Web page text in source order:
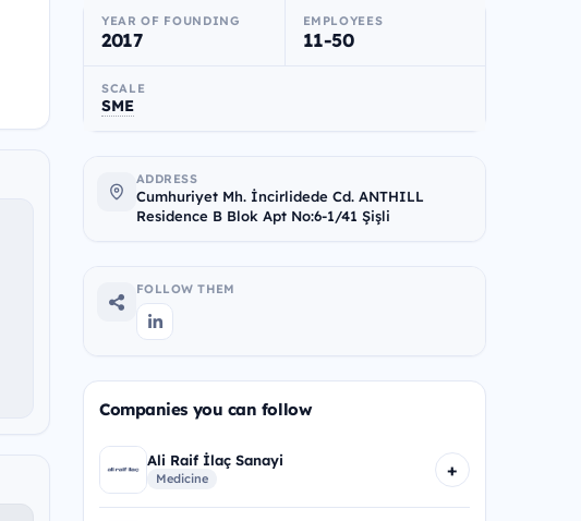
YEAR OF FOUNDING
2017
EMPLOYEES
11-50
SCALE
SME
ADDRESS
Cumhuriyet Mh. İncirlidede Cd. ANTHILL
Residence B Blok Apt No:6-1/41 Şişli
FOLLOW THEM
Companies you can follow
Ali Raif İlaç Sanayi
Medicine +